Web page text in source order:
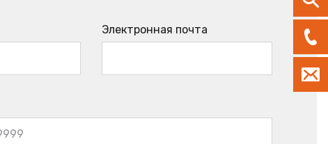
Электронная почта